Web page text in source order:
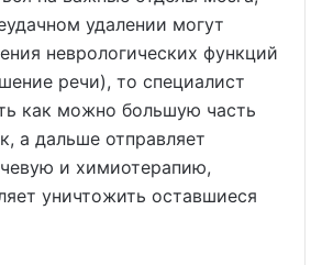
удалении могут
неврологических функций
речи), то специалист
как можно большую часть
а дальше отправляет
и химиотерапию,
уничтожить оставшиеся